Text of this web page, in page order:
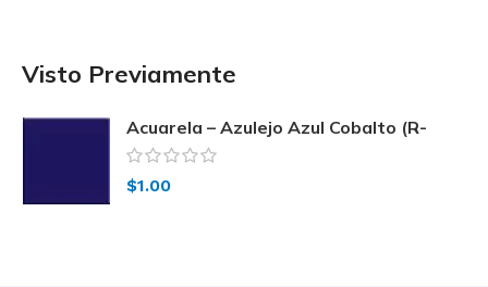
Visto Previamente
Acuarela – Azulejo Azul Cobalto (R-
3854) 15×15
$1.00